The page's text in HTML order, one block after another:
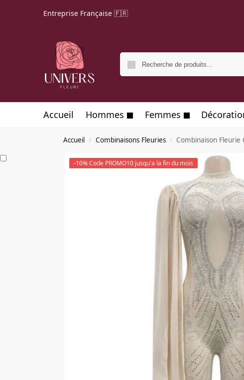
Entreprise Française 🇫🇷
Accueil Hommes Femmes
Accueil / Combinaisons Fleuries / Combinaison Fleurie
-10% Code PROMO10 jusqu'a la fin du mois